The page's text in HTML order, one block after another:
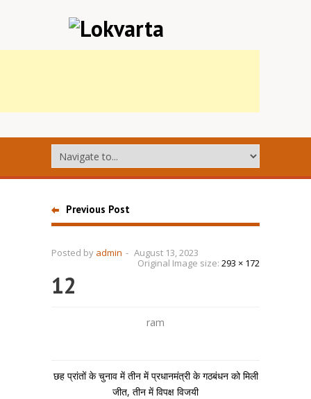
Previous Post
Posted by admin - August 13, 2023
Original Image size: 293 × 172
12
ram
छह प्रांतों के चुनाव में तीन में प्रधानमंत्री के गठबंधन को मिली
जीत, तीन में विपक्ष विजयी